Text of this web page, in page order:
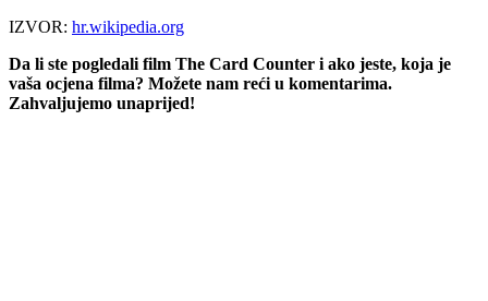
IZVOR: hr.wikipedia.org
Da li ste pogledali film The Card Counter i ako jeste, koja je
vaša ocjena filma? Možete nam reći u komentarima.
Zahvaljujemo unaprijed!